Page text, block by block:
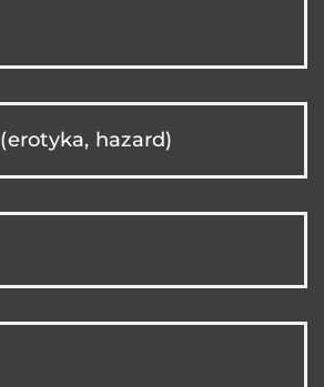
hazard)